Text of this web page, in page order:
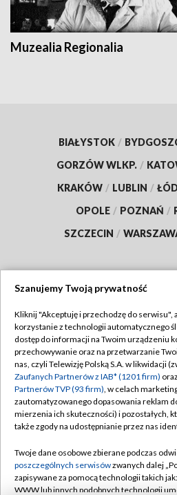
Muzealia Regionalia
BIAŁYSTOK /
GORZÓW WLKP. /
KRAKÓW / LUBLIN /
OPOLE / POZNAŃ /
SZCZECIN /
TVP
Abonament TVP
Emisja w TVP
Centrum informacji TVP
Naziemna Telewizja Cyfrowa
Rada Programowa
System NOS
Regulamin
Polityka
Moje
Pomoc
Szanujemy Twoją prywatność
Kliknij "Akceptuję i przechodzę do serwisu",
korzystanie z technologii automatycznego
dostęp do informacji na Twoim urządzeniu
przechowywanie oraz na przetwarzanie
nas, czyli Telewizję Polską S.A. w likwidacji
Zaufanych Partnerów z IAB* (1201 firm)
Partnerów TVP (93 firm), w celach
zautomatyzowanego dopasowania reklam
mierzenia ich skuteczności) i pozostałych,
także zgody na udostępnianie przez nas
Twoje dane osobowe zbierane podczas
poszczególnych serwisówzwanych dalej
zapisywane za pomocą technologii takich
WWW lub innych podobnych technologii